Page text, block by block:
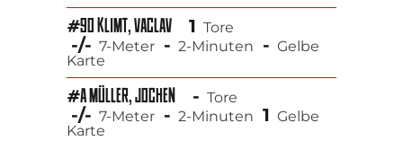
#90 KLIMT, VACLAV 1 Tore
-/- 7-Meter - 2-Minuten - Gelbe
Karte
#A MÜLLER, JOCHEN - Tore
-/- 7-Meter - 2-Minuten 1 Gelbe
Karte